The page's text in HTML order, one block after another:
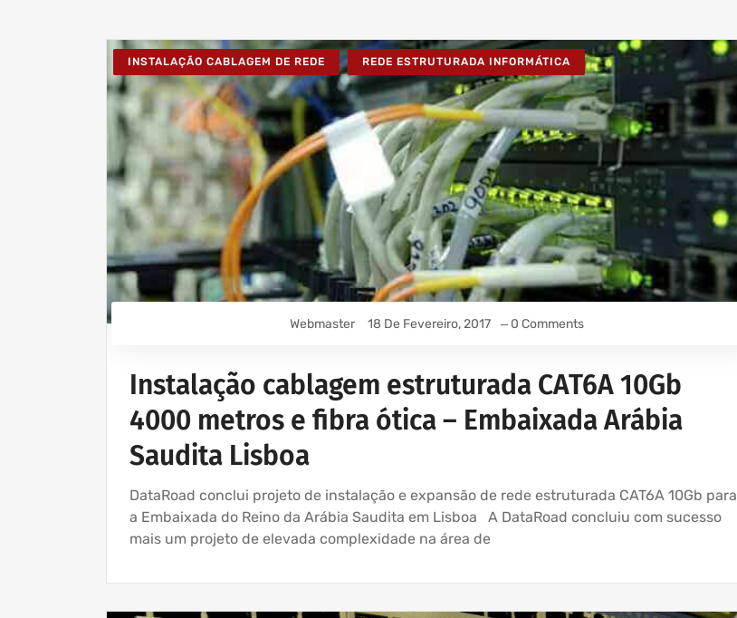
INSTALAÇÃO CABLAGEM DE REDE REDE ESTRUTURADA INFORMÁTICA
Webmaster 18 De Fevereiro, 2017 0 Comments
Instalação cablagem estruturada CAT6A 10Gb
4000 metros e fibra ótica – Embaixada Arábia
Saudita Lisboa
DataRoad conclui projeto de instalação e expansão de rede estruturada CAT6A 10Gb para
a Embaixada do Reino da Arábia Saudita em Lisboa A DataRoad concluiu com sucesso
mais um projeto de elevada complexidade na área de